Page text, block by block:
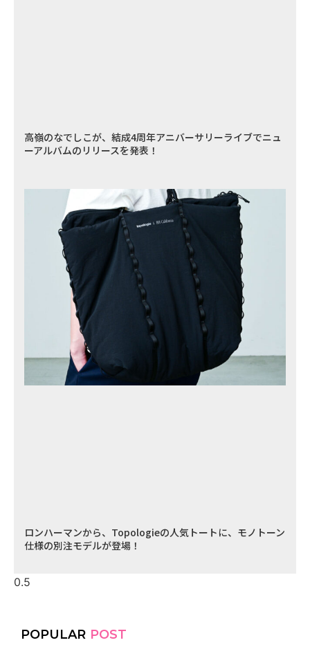
高嶺のなでしこが、結成4周年アニバーサリーライブでニュ
ーアルバムのリリースを発表！
ロンハーマンから、Topologieの人気トートに、モノトーン
仕様の別注モデルが登場！
POPULAR POST